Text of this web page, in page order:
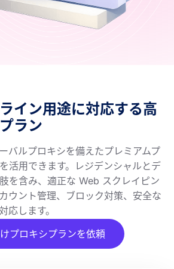
イン用途に対応する高
ラン
バルプロキシを備えたプレミアムプ
活用できます。レジデンシャルとデ
を含み、適正な Web スクレイピン
ウント管理、ブロック対策、安全な
応します。
プロキシプランを依頼